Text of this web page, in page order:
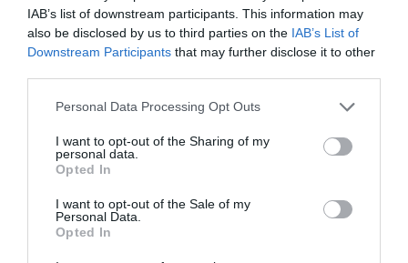
IAB’s list of downstream participants. This information may
also be disclosed by us to third parties on the IAB’s List of
Downstream Participants that may further disclose it to other
Please note that this website/app uses one or more Google
not limited to your visit or usage behaviour. You may click to
grant or deny consent to Google and its third-party tags to
use your data for below specified purposes in below Google
consent section.
Personal Data Processing Opt Outs
I want to opt-out of the Sharing of my
personal data.
Opted In
I want to opt-out of the Sale of my
Personal Data.
Opted In
Tom Yum Bistro 2.0
$$
Thai Étterem
Kaeng Som Tom Yum 5.0
Thai Étterem
Thai Spicy Nine